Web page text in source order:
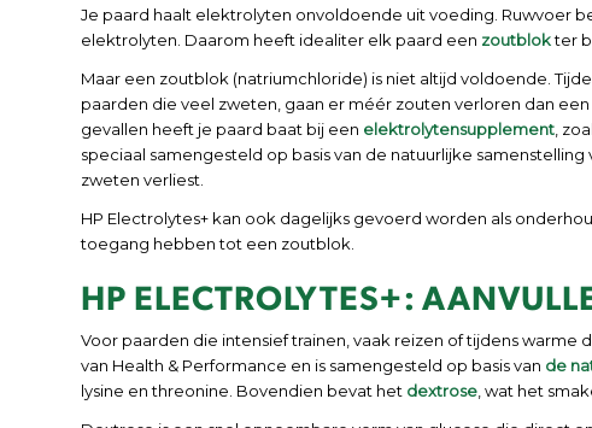
Je paard haalt elektrolyten onvoldoende uit voeding. Ruwvoer
elektrolyten. Daarom heeft idealiter elk paard een zoutblokter
Maar een zoutblok (natriumchloride) is niet altijd voldoende.
paarden die veel zweten, gaan er méér zouten verloren dan
gevallen heeft je paard baat bij een elektrolytensupplement ,
speciaal samengesteld op basis van de natuurlijke
zweten verliest.
HP Electrolytes+ kan ook dagelijks gevoerd worden als
toegang hebben tot een zoutblok.
HP ELECTROLYTES+:
Voor paarden die intensief trainen, vaak reizen of tijdens warme
van Health & Performance en is samengesteld op basis van de
lysine en threonine. Bovendien bevat het dextrose , wat het